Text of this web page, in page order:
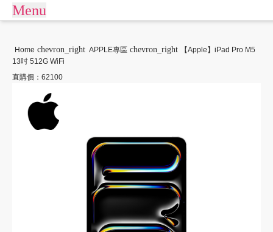
Menu
APPLE專區
商用桌機/筆電
商店街
訂單查詢/繳款
我要借款
Home chevron_right APPLE專區 chevron_right
【Apple】iPad Pro M5
13吋 512G WiFi
直購價：62100